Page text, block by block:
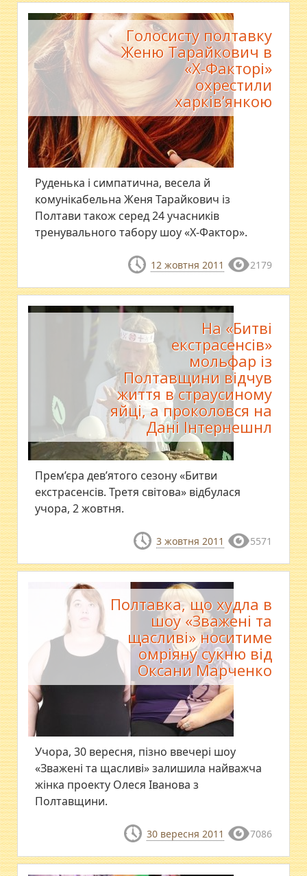
Голосисту полтавку
Женю Тарайкович в
«Х-Факторі»
охрестили
харків’янкою
Руденька і симпатична, весела й
комунікабельна Женя Тарайкович із
Полтави також серед 24 учасників
тренувального табору шоу «Х-Фактор».
12 жовтня 2011 2179
На «Битві
екстрасенсів»
мольфар із
Полтавщини відчув
життя в страусиному
яйці, а проколовся на
Дані Інтернешнл
Прем’єра дев’ятого сезону «Битви
екстрасенсів. Третя світова» відбулася
учора, 2 жовтня.
3 жовтня 2011 5571
Полтавка, що худла в
шоу «Зважені та
щасливі» носитиме
омріяну сукню від
Оксани Марченко
Учора, 30 вересня, пізно ввечері шоу
«Зважені та щасливі» залишила найважча
жінка проекту Олеся Іванова з
Полтавщини.
30 вересня 2011 7086